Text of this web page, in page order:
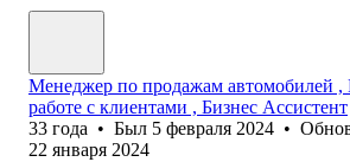
Менеджер по продажам автомобилей
работе с клиентами , Бизнес Ассистент
33 года • Был 5 февраля 2024 •
22 января 2024